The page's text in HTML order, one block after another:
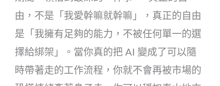
由，不是「我愛幹嘛就幹嘛」，真正的自由
是「我擁有足夠的能力，不被任何單一的選
擇給綁架」。當你真的把 AI 變成了可以隨
時帶著走的工作流程，你就不會再被市場的